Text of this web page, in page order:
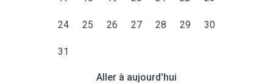
24 25 26 27 28 29 30
31
Aller à aujourd'hui